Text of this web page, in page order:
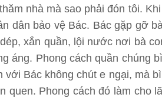
nhà mà sao phải đón tôi.
dân bảo vệ Bác. Bác gặp gỡ
xắn quần, lội nước nơi bà
áng. Phong cách quần chúng
với Bác không chút e ngại, mà
quen. Phong cách đó làm cho